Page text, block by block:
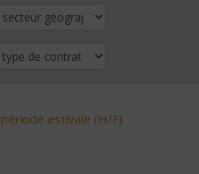
estivale (H/F)